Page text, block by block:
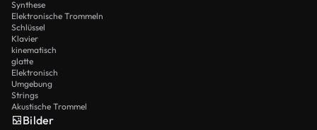
Synthese
Elektronische Trommeln
Schlüssel
Klavier
kinematisch
glatte
Elektronisch
Umgebung
Strings
Akustische Trommel
Bilder